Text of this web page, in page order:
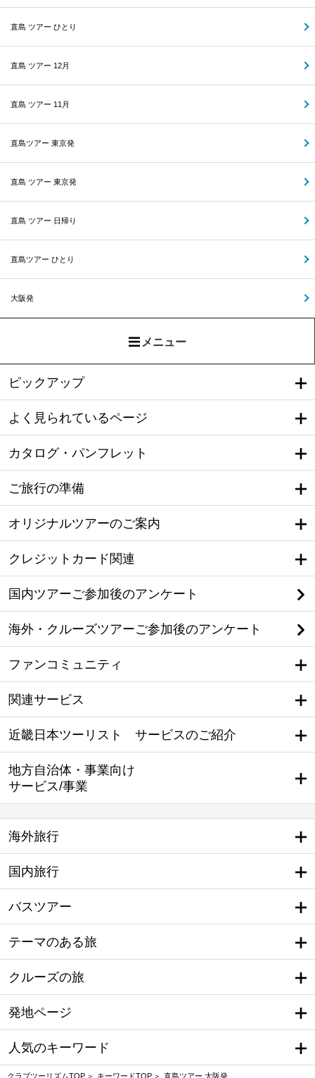
直島 ツアー ひとり
直島 ツアー 12月
直島 ツアー 11月
直島ツアー 東京発
直島 ツアー 東京発
直島 ツアー 日帰り
直島ツアー ひとり
大阪発
メニュー
ピックアップ
よく見られているページ
カタログ・パンフレット
ご旅行の準備
オリジナルツアーのご案内
クレジットカード関連
国内ツアーご参加後のアンケート
海外・クルーズツアーご参加後のアンケート
ファンコミュニティ
関連サービス
近畿日本ツーリスト サービスのご紹介
地方自治体・事業向け
サービス/事業
海外旅行
国内旅行
バスツアー
テーマのある旅
クルーズの旅
発地ページ
人気のキーワード
クラブツーリズムTOP キーワードTOP 直島ツアー 大阪発